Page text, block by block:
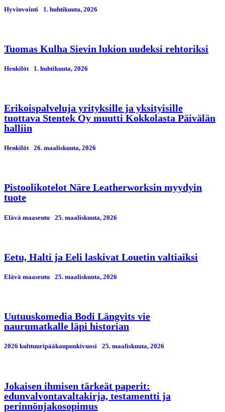
Hyvinvointi 1. huhtikuuta, 2026
Tuomas Kulha Sievin lukion uudeksi rehtoriksi
Henkilöt 1. huhtikuuta, 2026
Erikoispalveluja yrityksille ja yksityisille
tuottava Stentek Oy muutti Kokkolasta Päivälän
halliin
Henkilöt 26. maaliskuuta, 2026
Pistoolikotelot Näre Leatherworksin myydyin
tuote
Elävä maaseutu 25. maaliskuuta, 2026
Eetu, Halti ja Eeli laskivat Louetin valtiaiksi
Elävä maaseutu 25. maaliskuuta, 2026
Uutuuskomedia Bodi Längvits vie
naurumatkalle läpi historian
2026 kulttuuripääkaupunkivuosi 25. maaliskuuta, 2026
Jokaisen ihmisen tärkeät paperit:
edunvalvontavaltakirja, testamentti ja
perinnönjakosopimus